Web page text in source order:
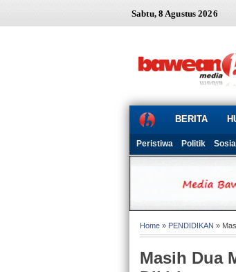
Sabtu, 8 Agustus 2026
BERITA
Peristiwa Politik Sosial
Home » PENDIDIKAN »
Masih Dua